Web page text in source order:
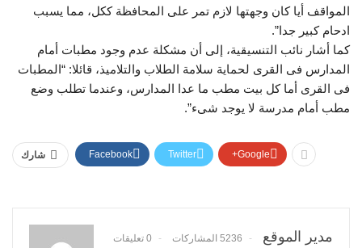
المواقف أيا كان وجهتها لازم تمر على المحافظة ككل، مما يسبب
ادحام كبير جدا”.
كما أشار نائب التنسيقية، إلى أن مشكلة عدم وجود مطبات أمام
المدارس فى القرى لحماية سلامة الطلاب والتلاميذ، قائلا: “المطبات
فى القرى أما كل بيت مطب ما عدا المدارس، وعندما تطلب وضع
مطب أمام مدرسة لا يوجد شىء”.
شارك Facebook Twitter Google+
مدير الموقع 5236 المشاركات 0 تعليقات